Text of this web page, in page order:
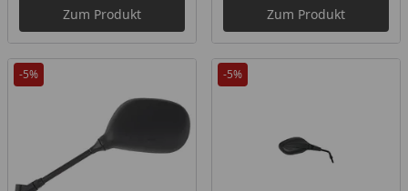
Zum Produkt Zum Produkt
-5% -5%